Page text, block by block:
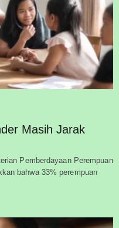
Masih Jarak
Pemberdayaan Perempuan
bahwa 33% perempuan